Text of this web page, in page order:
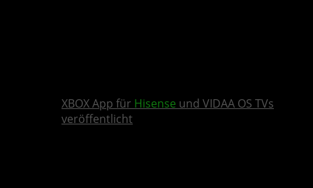
XBOX App für Hisense und VIDAA OS TVs
veröffentlicht